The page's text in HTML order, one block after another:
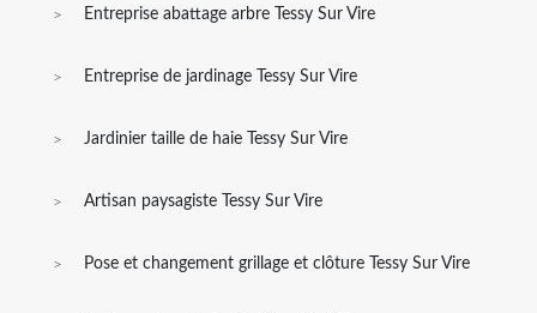
Entreprise abattage arbre Tessy Sur Vire
Entreprise de jardinage Tessy Sur Vire
Jardinier taille de haie Tessy Sur Vire
Artisan paysagiste Tessy Sur Vire
Pose et changement grillage et clôture Tessy Sur Vire